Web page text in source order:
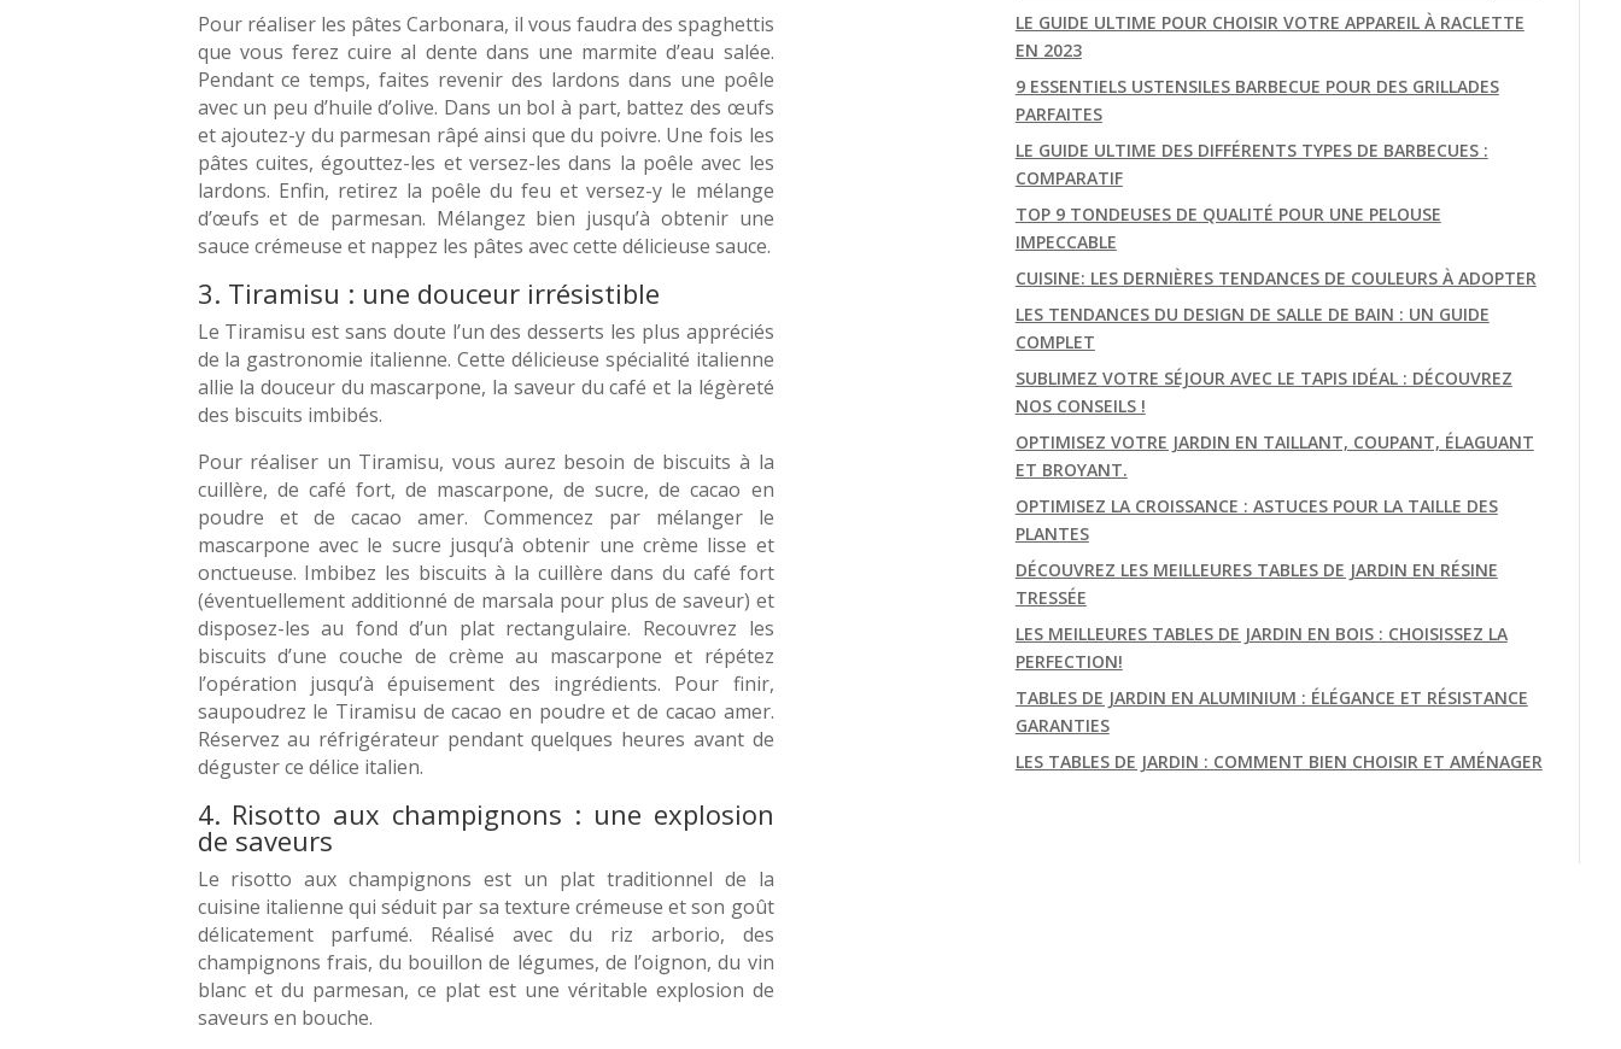
Pour réaliser les pâtes Carbonara, il vous faudra des spaghettis
que vous ferez cuire al dente dans une marmite d’eau salée.
Pendant ce temps, faites revenir des lardons dans une poêle
avec un peu d’huile d’olive. Dans un bol à part, battez des œufs
et ajoutez-y du parmesan râpé ainsi que du poivre. Une fois les
pâtes cuites, égouttez-les et versez-les dans la poêle avec les
lardons. Enfin, retirez la poêle du feu et versez-y le mélange
d’œufs et de parmesan. Mélangez bien jusqu’à obtenir une
sauce crémeuse et nappez les pâtes avec cette délicieuse sauce.
3. Tiramisu : une douceur irrésistible
Le Tiramisu est sans doute l’un des desserts les plus appréciés
de la gastronomie italienne. Cette délicieuse spécialité italienne
allie la douceur du mascarpone, la saveur du café et la légèreté
des biscuits imbibés.
Pour réaliser un Tiramisu, vous aurez besoin de biscuits à la
cuillère, de café fort, de mascarpone, de sucre, de cacao en
poudre et de cacao amer. Commencez par mélanger le
mascarpone avec le sucre jusqu’à obtenir une crème lisse et
onctueuse. Imbibez les biscuits à la cuillère dans du café fort
(éventuellement additionné de marsala pour plus de saveur) et
disposez-les au fond d’un plat rectangulaire. Recouvrez les
biscuits d’une couche de crème au mascarpone et répétez
l’opération jusqu’à épuisement des ingrédients. Pour finir,
saupoudrez le Tiramisu de cacao en poudre et de cacao amer.
Réservez au réfrigérateur pendant quelques heures avant de
déguster ce délice italien.
4. Risotto aux champignons : une explosion
de saveurs
Le risotto aux champignons est un plat traditionnel de la
cuisine italienne qui séduit par sa texture crémeuse et son goût
délicatement parfumé. Réalisé avec du riz arborio, des
champignons frais, du bouillon de légumes, de l’oignon, du vin
blanc et du parmesan, ce plat est une véritable explosion de
saveurs en bouche.
LE GUIDE ULTIME POUR CHOISIR VOTRE APPAREIL À RACLETTE
EN 2023
9 ESSENTIELS USTENSILES BARBECUE POUR DES GRILLADES
PARFAITES
LE GUIDE ULTIME DES DIFFÉRENTS TYPES DE BARBECUES :
COMPARATIF
TOP 9 TONDEUSES DE QUALITÉ POUR UNE PELOUSE
IMPECCABLE
CUISINE: LES DERNIÈRES TENDANCES DE COULEURS À ADOPTER
LES TENDANCES DU DESIGN DE SALLE DE BAIN : UN GUIDE
COMPLET
SUBLIMEZ VOTRE SÉJOUR AVEC LE TAPIS IDÉAL : DÉCOUVREZ
NOS CONSEILS !
OPTIMISEZ VOTRE JARDIN EN TAILLANT, COUPANT, ÉLAGUANT
ET BROYANT.
OPTIMISEZ LA CROISSANCE : ASTUCES POUR LA TAILLE DES
PLANTES
DÉCOUVREZ LES MEILLEURES TABLES DE JARDIN EN RÉSINE
TRESSÉE
LES MEILLEURES TABLES DE JARDIN EN BOIS : CHOISISSEZ LA
PERFECTION!
TABLES DE JARDIN EN ALUMINIUM : ÉLÉGANCE ET RÉSISTANCE
GARANTIES
LES TABLES DE JARDIN : COMMENT BIEN CHOISIR ET AMÉNAGER